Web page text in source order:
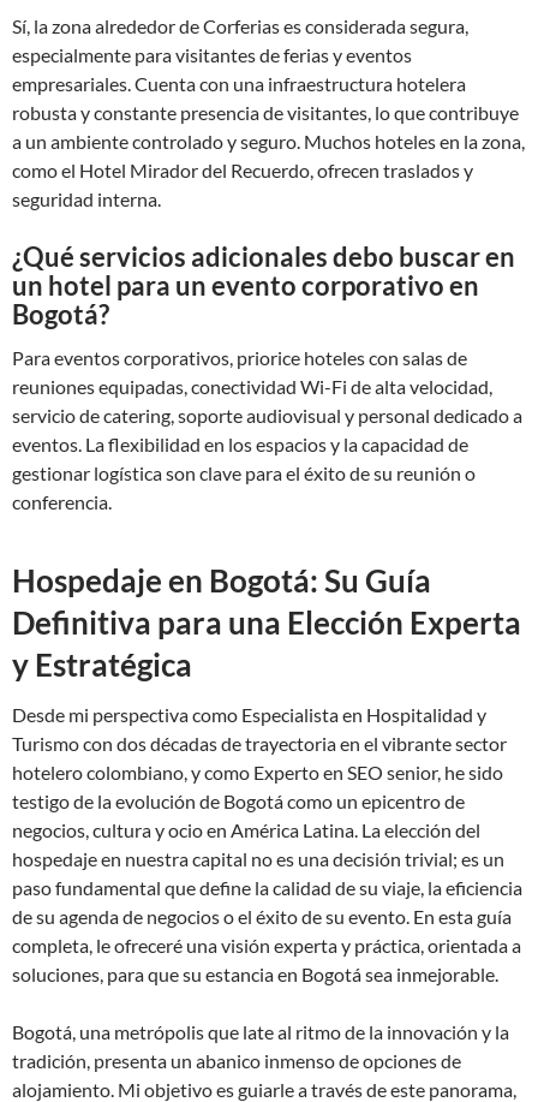
Sí, la zona alrededor de Corferias es considerada segura,
especialmente para visitantes de ferias y eventos
empresariales. Cuenta con una infraestructura hotelera
robusta y constante presencia de visitantes, lo que contribuye
a un ambiente controlado y seguro. Muchos hoteles en la zona,
como el Hotel Mirador del Recuerdo, ofrecen traslados y
seguridad interna.
¿Qué servicios adicionales debo buscar en
un hotel para un evento corporativo en
Bogotá?
Para eventos corporativos, priorice hoteles con salas de
reuniones equipadas, conectividad Wi-Fi de alta velocidad,
servicio de catering, soporte audiovisual y personal dedicado a
eventos. La flexibilidad en los espacios y la capacidad de
gestionar logística son clave para el éxito de su reunión o
conferencia.
Hospedaje en Bogotá: Su Guía
Definitiva para una Elección Experta
y Estratégica
Desde mi perspectiva como Especialista en Hospitalidad y
Turismo con dos décadas de trayectoria en el vibrante sector
hotelero colombiano, y como Experto en SEO senior, he sido
testigo de la evolución de Bogotá como un epicentro de
negocios, cultura y ocio en América Latina. La elección del
hospedaje en nuestra capital no es una decisión trivial; es un
paso fundamental que define la calidad de su viaje, la eficiencia
de su agenda de negocios o el éxito de su evento. En esta guía
completa, le ofreceré una visión experta y práctica, orientada a
soluciones, para que su estancia en Bogotá sea inmejorable.
Bogotá, una metrópolis que late al ritmo de la innovación y la
tradición, presenta un abanico inmenso de opciones de
alojamiento. Mi objetivo es guiarle a través de este panorama,